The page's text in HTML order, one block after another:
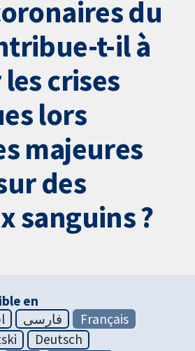
du
t-il à
crises
lors
majeures
des
sanguins ?
en
فارسی
Français
Deutsch